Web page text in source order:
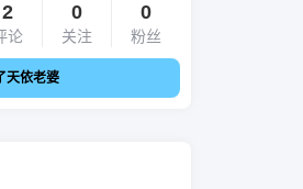
2
论
0
关注
0
粉丝
天依老婆